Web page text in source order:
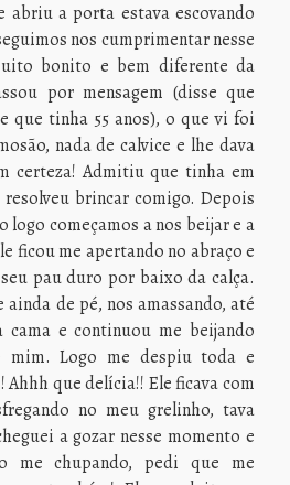
abriu a porta estava escovando
nos cumprimentar nesse
bonito e bem diferente da
por mensagem (disse que
que tinha 55 anos), o que vi foi
nada de calvice e lhe dava
certeza! Admitiu que tinha em
brincar comigo. Depois
começamos a nos beijar e a
ficou me apertando no abraço e
pau duro por baixo da calça.
de pé, nos amassando, até
e continuou me beijando
Logo me despiu toda e
Ahhh que delícia!! Ele ficava com
no meu grelinho, tava
a gozar nesse momento e
me chupando, pedi que me